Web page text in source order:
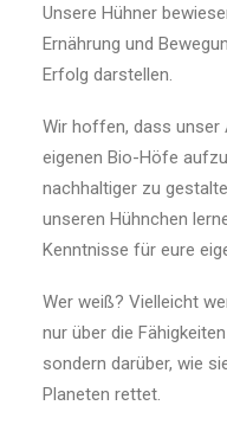
Unsere Hühner
Ernährung und
Erfolg darstellen.
Wir hoffen, dass unser
eigenen Bio-Höfe
nachhaltiger zu
unseren Hühnchen
Kenntnisse für eure
Wer weiß? Vielleicht
nur über die
sondern darüber, wie
Planeten rettet.